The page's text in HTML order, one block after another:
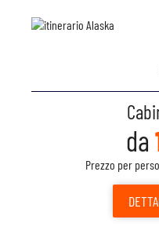
da
Prezzo per